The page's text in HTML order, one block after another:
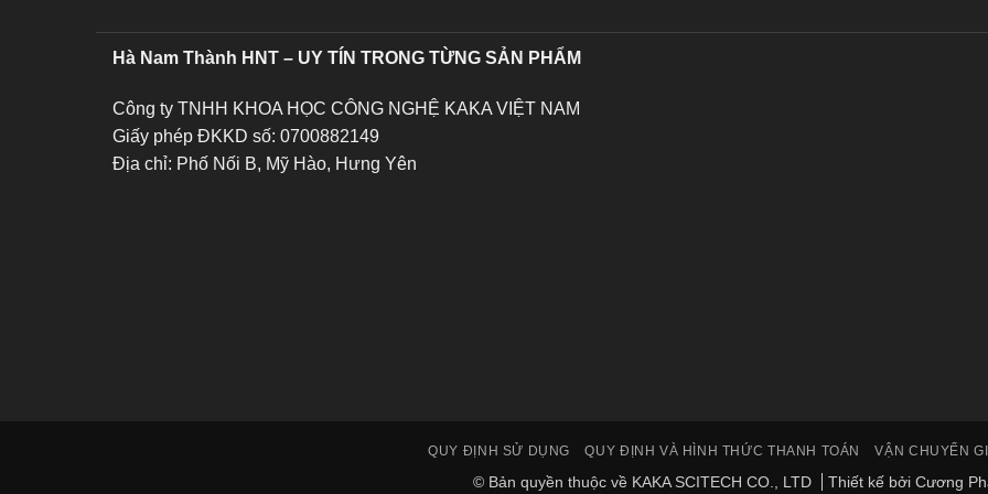
Hà Nam Thành HNT – UY TÍN TRONG TỪNG SẢN PHẨM
Công ty TNHH KHOA HỌC CÔNG NGHỆ KAKA VIỆT NAM
Giấy phép ĐKKD số: 0700882149
Địa chỉ: Phố Nối B, Mỹ Hào, Hưng Yên
QUY ĐỊNH SỬ DỤNG QUY ĐỊNH VÀ HÌNH THỨC THANH TOÁN VẬN CHUYỂN
© Bản quyền thuộc về KAKA SCITECH CO., LTD Thiết kế bởi Cương